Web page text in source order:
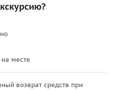
месте
возврат средств при